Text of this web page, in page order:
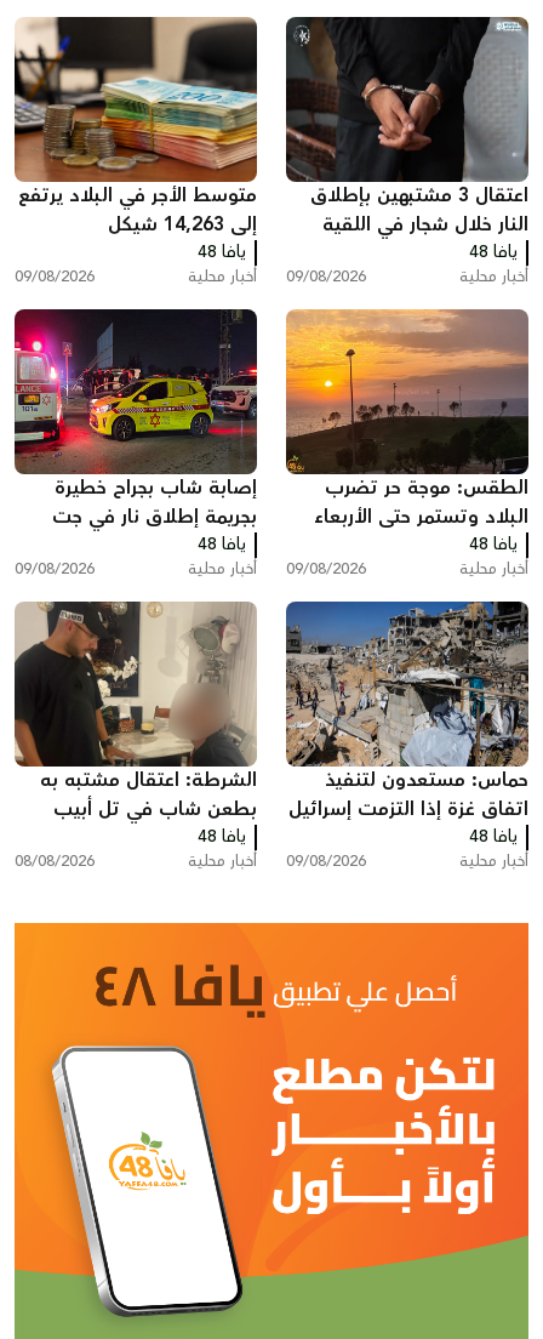
اعتقال 3 مشتبهين بإطلاق
النار خلال شجار في اللقية
يافا 48
أخبار محلية 09/08/2026
متوسط الأجر في البلاد يرتفع
إلى 14,263 شيكل
يافا 48
أخبار محلية 09/08/2026
الطقس: موجة حر تضرب
البلاد وتستمر حتى الأربعاء
يافا 48
أخبار محلية 09/08/2026
إصابة شاب بجراح خطيرة
بجريمة إطلاق نار في جت
يافا 48
أخبار محلية 09/08/2026
حماس: مستعدون لتنفيذ
اتفاق غزة إذا التزمت إسرائيل
يافا 48
أخبار محلية 09/08/2026
الشرطة: اعتقال مشتبه به
بطعن شاب في تل أبيب
يافا 48
أخبار محلية 08/08/2026